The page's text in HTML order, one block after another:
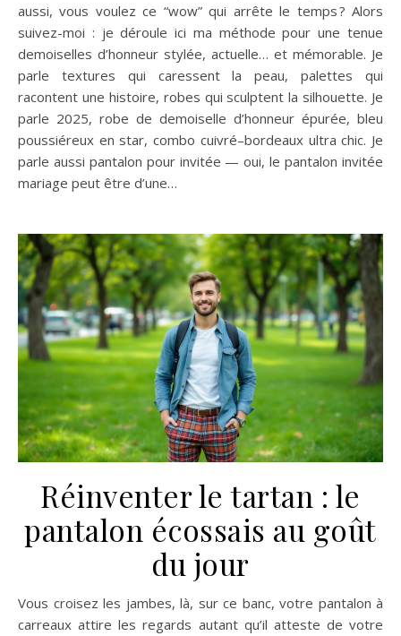
aussi, vous voulez ce “wow” qui arrête le temps ? Alors
suivez-moi : je déroule ici ma méthode pour une tenue
demoiselles d’honneur stylée, actuelle… et mémorable. Je
parle textures qui caressent la peau, palettes qui
racontent une histoire, robes qui sculptent la silhouette. Je
parle 2025, robe de demoiselle d’honneur épurée, bleu
poussiéreux en star, combo cuivré–bordeaux ultra chic. Je
parle aussi pantalon pour invitée — oui, le pantalon invitée
mariage peut être d’une…
Réinventer le tartan : le
pantalon écossais au goût
du jour
Vous croisez les jambes, là, sur ce banc, votre pantalon à
carreaux attire les regards autant qu’il atteste de votre